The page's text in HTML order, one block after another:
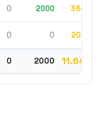
0 2000 3648
0 0 2032
0 2000 11.646